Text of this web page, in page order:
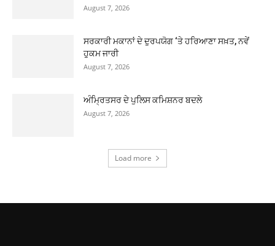
August 7, 2026
ਸਰਕਾਰੀ ਮਕਾਨਾਂ ਦੇ ਦੁਰਪਯੋਗ ‘ਤੇ ਹਰਿਆਣਾ ਸਖ਼ਤ, ਨਵੇਂ
ਹੁਕਮ ਜਾਰੀ
August 7, 2026
ਅੰਮ੍ਰਿਤਸਰ ਦੇ ਪੁਲਿਸ ਕਮਿਸ਼ਨਰ ਬਦਲੇ
August 7, 2026
Load more